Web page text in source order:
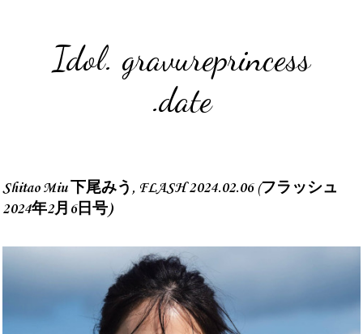
Idol. gravureprincess
.date
Shitao Miu 下尾みう, FLASH 2024.02.06 (フラッシュ
2024年2月6日号)